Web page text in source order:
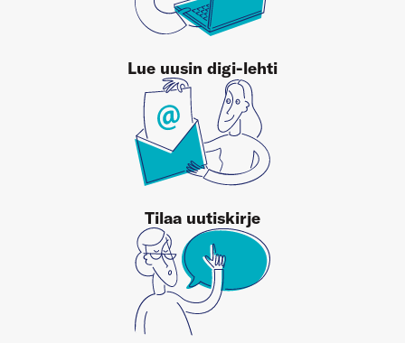
Lue uusin digi-lehti
Tilaa uutiskirje